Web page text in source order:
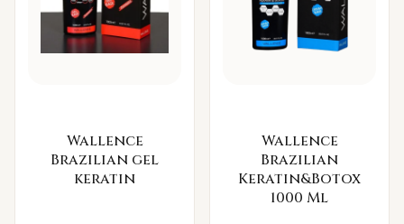
Wallence
Brazilian gel
keratin
Wallence
Brazilian
Keratin&Botox
1000 Ml